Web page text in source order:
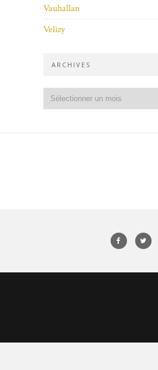
Vauhallan
Velizy
ARCHIVES